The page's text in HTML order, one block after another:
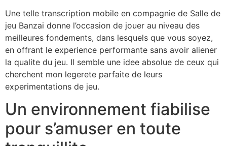
Une telle transcription mobile en compagnie de Salle de
jeu Banzai donne l’occasion de jouer au niveau des
meilleures fondements, dans lesquels que vous soyez,
en offrant le experience performante sans avoir aliener
la qualite du jeu. Il semble une idee absolue de ceux qui
cherchent mon legerete parfaite de leurs
experimentations de jeu.
Un environnement fiabilise
pour s’amuser en toute